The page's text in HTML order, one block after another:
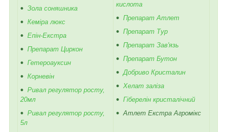
Зола соняшника
Кеміра люкс
Епін-Екстра
Препарат Циркон
Гетероауксин
Корневін
Ривал регулятор росту,
20мл
Ривал регулятор росту,
5л
кислота
Препарат Атлет
Препарат Тур
Препарат Зав'язь
Препарат Бутон
Добриво Кристалин
Хелат заліза
Гіберелін кристалічний
Атлет Екстра Агромікс